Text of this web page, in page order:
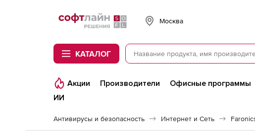
Softline
Москва
КАТАЛОГ
Акции Производители Офисные программы
ИИ
Антивирусы и безопасность Интернет и Сеть